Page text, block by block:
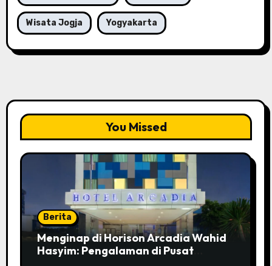
Wisata Jogja Yogyakarta
You Missed
Berita
Menginap di Horison Arcadia Wahid
Hasyim: Pengalaman di Pusat